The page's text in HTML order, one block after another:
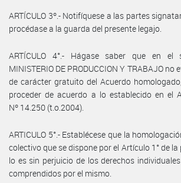
ARTÍCULO 3º.- Notifíquese a las partes
procédase a la guarda del presente legajo.
ARTÍCULO 4°.- Hágase saber que en el
MINISTERIO DE PRODUCCION Y TRABAJO
de carácter gratuito del Acuerdo
proceder de acuerdo a lo establecido en el
Nº 14.250 (t.o.2004).
ARTICULO 5°.- Establécese que la
colectivo que se dispone por el Artículo 1° de la
lo es sin perjuicio de los derechos
comprendidos por el mismo.